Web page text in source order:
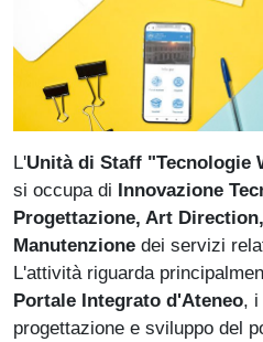
L'Unità di Staff "Tecnologie
si occupa di Innovazione
Progettazione, Art
Manutenzione dei servizi
L'attività riguarda
Portale Integrato d'Ateneo, i
progettazione e sviluppo del